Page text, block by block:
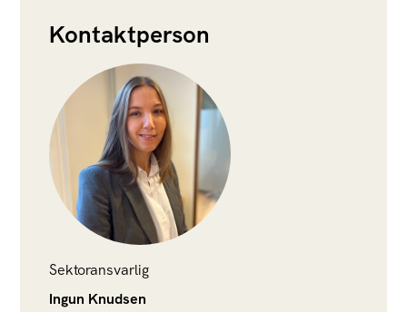
Kontaktperson
Sektoransvarlig
Ingun Knudsen